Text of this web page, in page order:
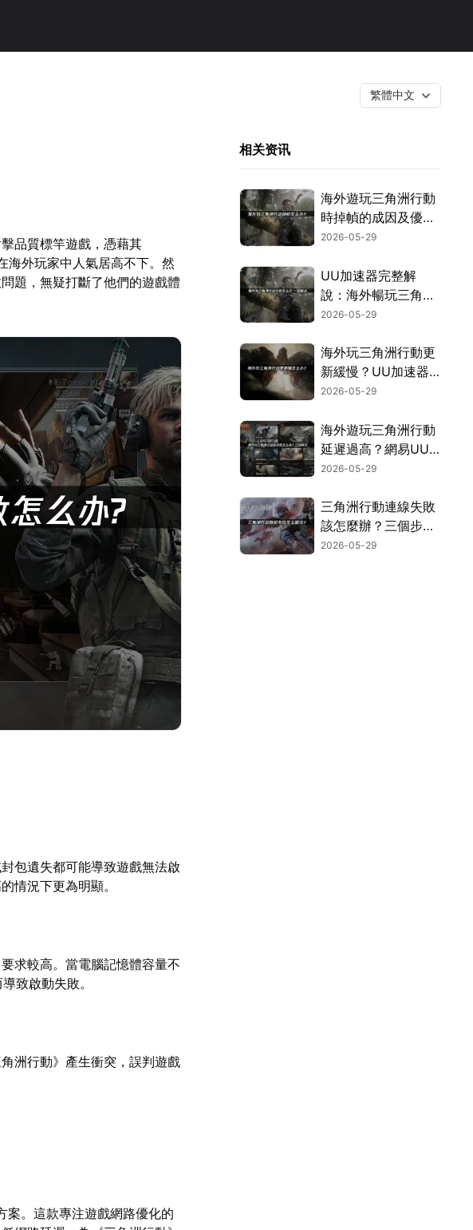
繁體中文
品質標竿遊戲，憑藉其
海外玩家中人氣居高不下。然
題，無疑打斷了他們的遊戲體
包遺失都可能導致遊戲無法啟
情況下更為明顯。
求較高。當電腦記憶體容量不
致啟動失敗。
洲行動》產生衝突，誤判遊戲
案。這款專注遊戲網路優化的
相关资讯
海外遊玩三角洲行動
時掉幀的成因及優化
方式完整剖析！
2026-05-29
UU加速器完整解
說：海外暢玩三角洲
行動告別卡頓！
2026-05-29
海外玩三角洲行動更
新緩慢？UU加速器
實測有效解決！
2026-05-29
海外遊玩三角洲行動
延遲過高？網易UU
加速器穩定加速攻
2026-05-29
三角洲行動連線失敗
該怎麼辦？三個步驟
搞定組隊卡頓問題！
2026-05-29